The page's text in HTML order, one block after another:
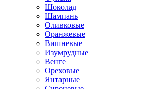
Шоколад
Шампань
Оливковые
Оранжевые
Вишневые
Изумрудные
Венге
Ореховые
Янтарные